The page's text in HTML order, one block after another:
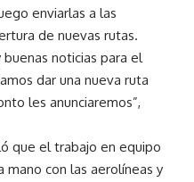
enviarlas a las
de nuevas rutas.
noticias para el
dar una nueva ruta
les anunciaremos”,
que el trabajo en equipo
mano con las aerolíneas y